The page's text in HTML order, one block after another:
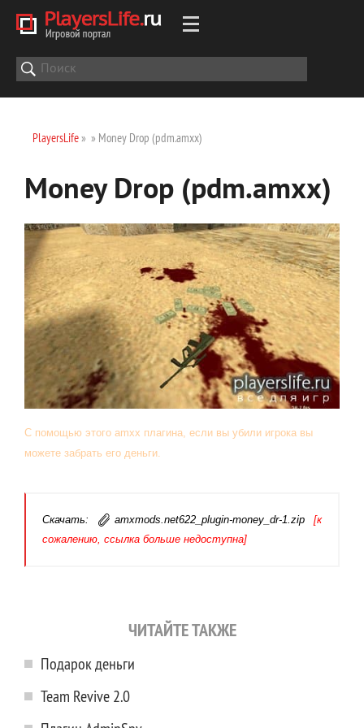
PlayersLife» » Money Drop (pdm.amxx)
Money Drop (pdm.amxx)
С помощью этого amxx плагина, если вы убили игрока вы
можете забрать его деньги.
Скачать: amxmods.net622_plugin-money_dr-1.zip [к
сожалению, ссылка больше недоступна]
ЧИТАЙТЕ ТАКЖЕ
Подарок деньги
Team Revive 2.0